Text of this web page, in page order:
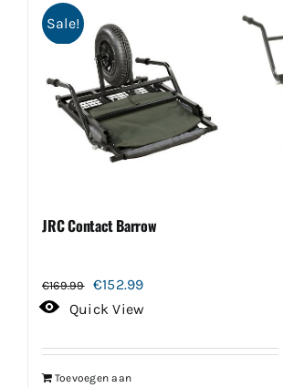
Sale!
JRC Contact Barrow
€169.99
Oorspronkelijke
prijs
€169.99.
€152.99Huidige
prijs
€152.99.
Quick View
Toevoegen aan